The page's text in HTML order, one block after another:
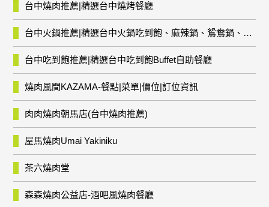
台中燒肉推薦|精選台中燒烤餐廳
台中火鍋推薦|精選台中火鍋吃到飽、麻辣鍋、鴛鴦鍋、石頭火鍋、酸菜白肉鍋、海鮮鍋、燒酒雞、麻油雞、壽喜燒等熱門人氣火鍋店!
台中吃到飽推薦|精選台中吃到飽Buffet自助餐廳
燒肉風間KAZAMA-餐點|菜單|價位|訂位資訊
肉肉燒肉朝馬店(台中燒肉推薦)
屋馬燒肉Umai Yakiniku
茶六燒肉堂
森森燒肉公益店-酒吧風燒肉餐廳